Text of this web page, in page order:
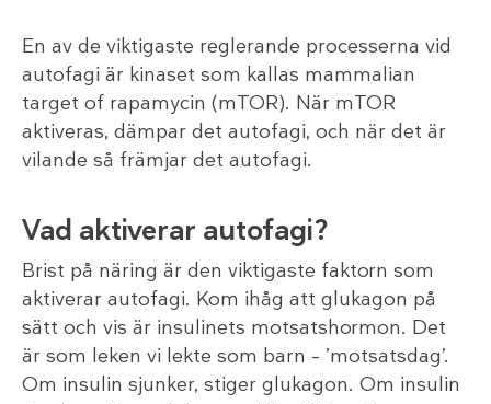
En av de viktigaste reglerande processerna vid
autofagi är kinaset som kallas mammalian
target of rapamycin (mTOR). När mTOR
aktiveras, dämpar det autofagi, och när det är
vilande så främjar det autofagi.
Vad aktiverar autofagi?
Brist på näring är den viktigaste faktorn som
aktiverar autofagi. Kom ihåg att glukagon på
sätt och vis är insulinets motsatshormon. Det
är som leken vi lekte som barn – ’motsatsdag’.
Om insulin sjunker, stiger glukagon. Om insulin